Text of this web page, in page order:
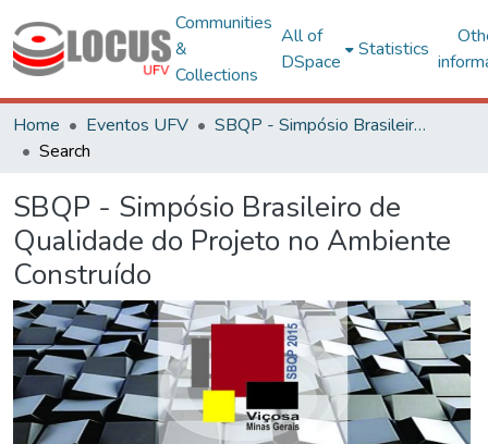
Communities
&
Collections
All of
DSpace
Statistics
Home Eventos UFV
SBQP - Simpósio Brasileiro de Qualidade do Projeto no Ambiente Construído
Search
SBQP - Simpósio Brasileiro de
Qualidade do Projeto no Ambiente
Construído